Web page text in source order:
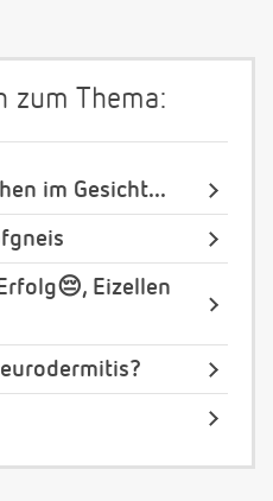
zum Thema:
im Gesicht...
Eizellen